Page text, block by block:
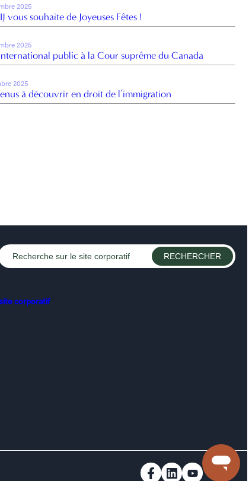
2025
vous souhaite de Joyeuses Fêtes !
2025
public à la Cour suprême du Canada
2025
à découvrir en droit de l’immigration
corporatif